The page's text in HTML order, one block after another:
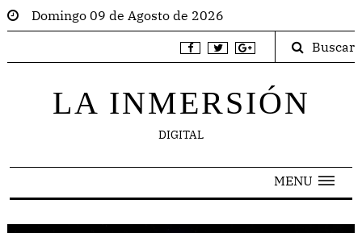
Domingo 09 de Agosto de 2026
Buscar
LA INMERSIÓN
DIGITAL
MENU